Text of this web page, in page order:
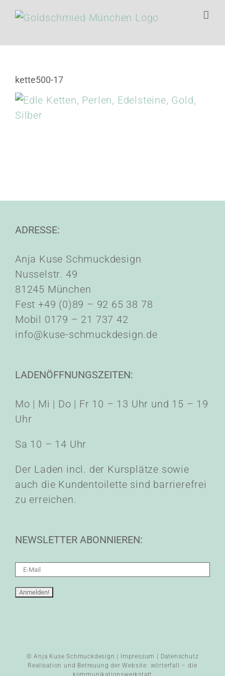
Zum
Inhalt
kette500-17
ADRESSE:
Anja Kuse Schmuckdesign
Nusselstr. 49
81245 München
Fest +49 (0)89 – 92 65 38 78
Mobil 0179 – 21 737 42
info@kuse-schmuckdesign.de
LADENÖFFNUNGSZEITEN:
Mo | Mi | Do | Fr 10 – 13 Uhr und 15 – 19
Uhr
Sa 10 – 14 Uhr
Der Laden incl. der Kursplätze sowie
auch die Kundentoilette sind barrierefrei
zu erreichen.
NEWSLETTER ABONNIEREN:
© Anja Kuse Schmuckdesign | Impressum
Datenschutz
Realisation und Betreuung der Website: wörterfall – die